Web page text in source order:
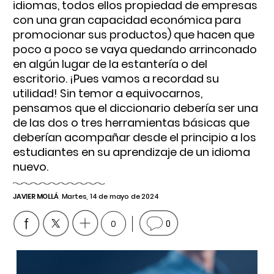
idiomas, todos ellos propiedad de empresas
con una gran capacidad económica para
promocionar sus productos) que hacen que
poco a poco se vaya quedando arrinconado
en algún lugar de la estantería o del
escritorio. ¡Pues vamos a recordad su
utilidad! Sin temor a equivocarnos,
pensamos que el diccionario debería ser una
de las dos o tres herramientas básicas que
deberían acompañar desde el principio a los
estudiantes en su aprendizaje de un idioma
nuevo.
JAVIER MOLLÁ Martes, 14 de mayo de 2024
0 0